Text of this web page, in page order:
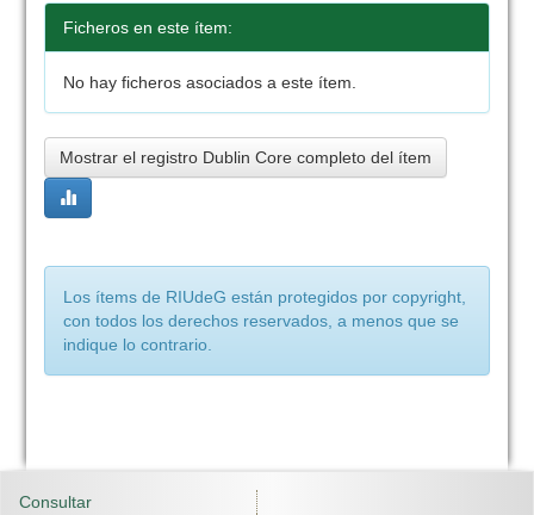
Ficheros en este ítem:
No hay ficheros asociados a este ítem.
Mostrar el registro Dublin Core completo del ítem
Los ítems de RIUdeG están protegidos por copyright,
con todos los derechos reservados, a menos que se
indique lo contrario.
Consultar